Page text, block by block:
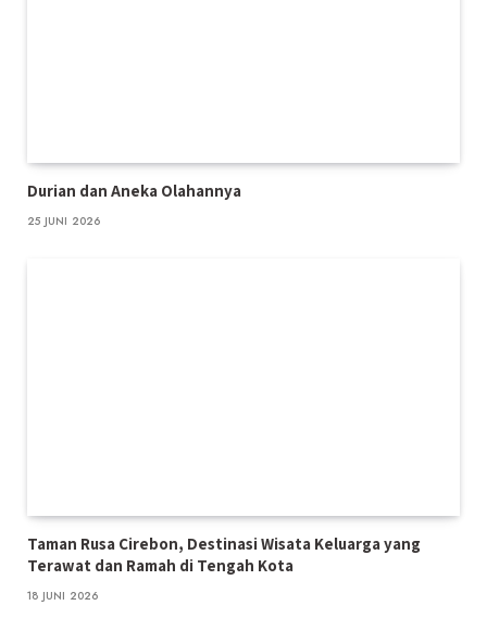
Durian dan Aneka Olahannya
25 JUNI 2026
Taman Rusa Cirebon, Destinasi Wisata Keluarga yang
Terawat dan Ramah di Tengah Kota
18 JUNI 2026